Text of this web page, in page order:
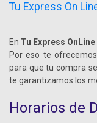
Tu Express On
En Tu Express OnLine
Por eso te
para que tu compra
te garantizamos los
Horarios de